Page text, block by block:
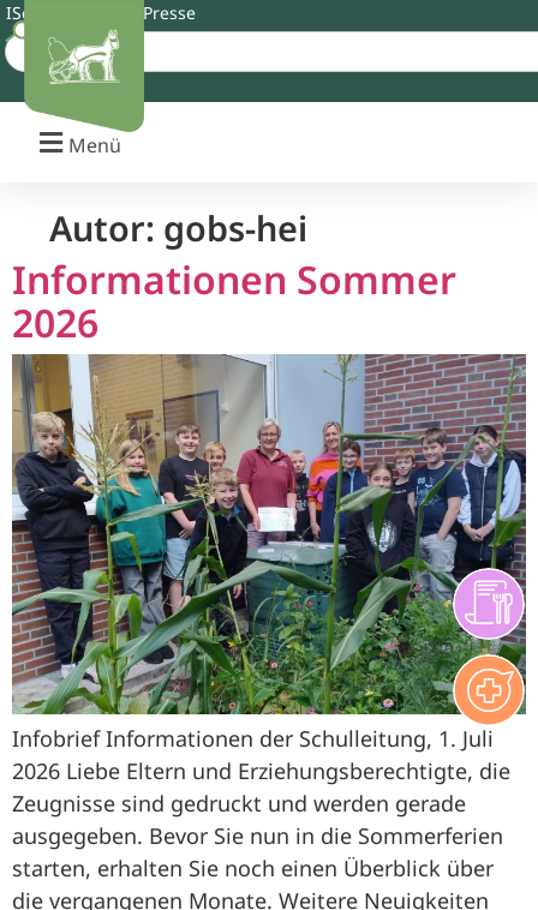
IServ Presse
Menü
Autor: gobs-hei
Informationen Sommer
2026
Infobrief Informationen der Schulleitung, 1. Juli
2026 Liebe Eltern und Erziehungsberechtigte, die
Zeugnisse sind gedruckt und werden gerade
ausgegeben. Bevor Sie nun in die Sommerferien
starten, erhalten Sie noch einen Überblick über
die vergangenen Monate. Weitere Neuigkeiten